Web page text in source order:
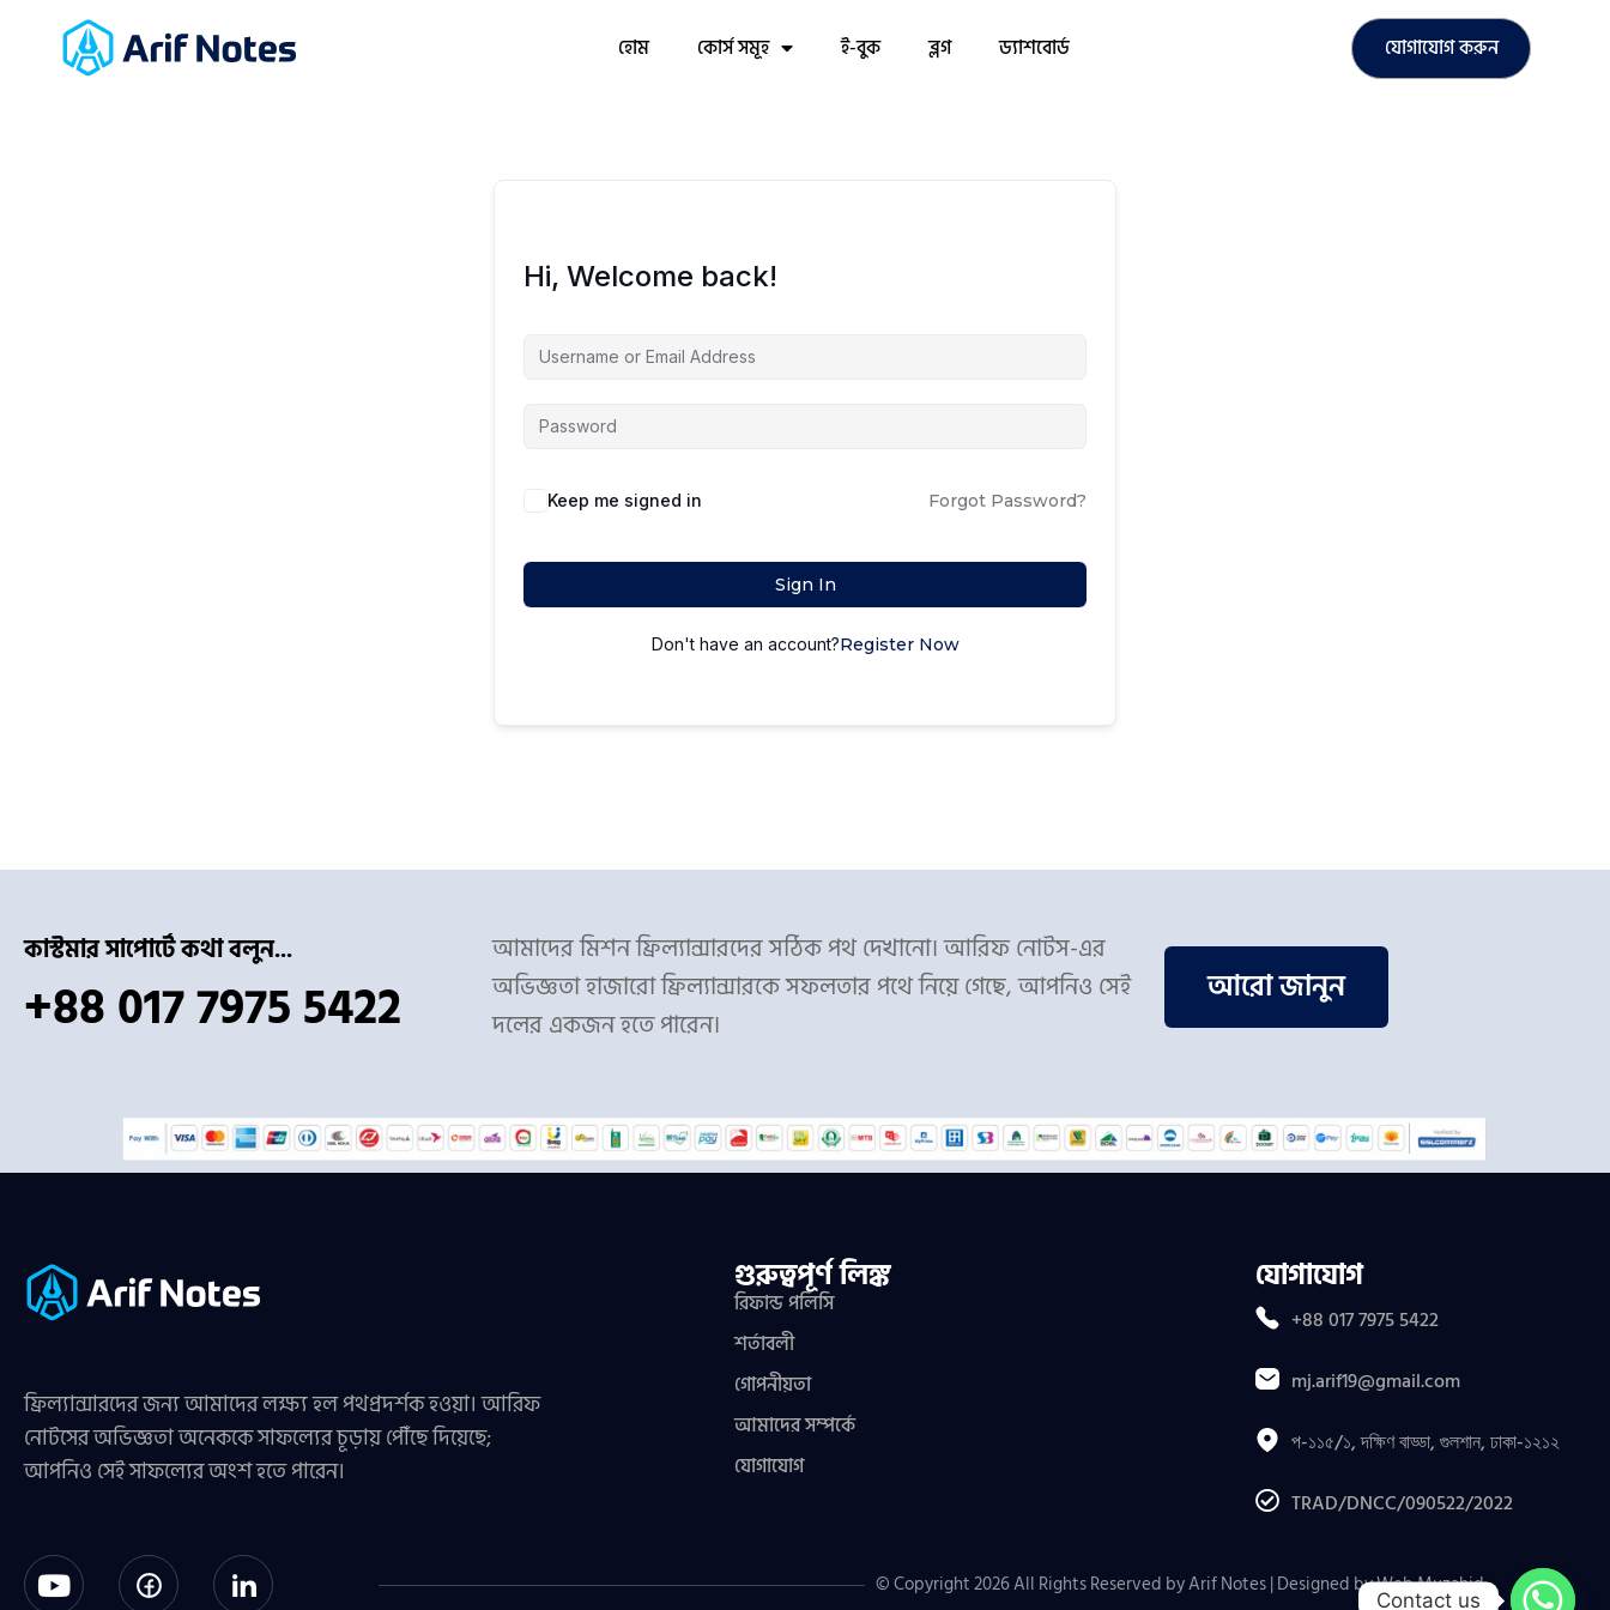
হোম কোর্স সমূহ ই-বুক ব্লগ ড্যাশবোর্ড যোগাযোগ করুন
Hi, Welcome back!
Keep me signed in Forgot Password?
Sign In
Don't have an account?Register Now
কাস্টমার সাপোর্টে কথা বলুন...
+88 017 7975 5422
আমাদের মিশন ফ্রিল্যান্সারদের সঠিক পথ দেখানো। আরিফ নোটস-এর
অভিজ্ঞতা হাজারো ফ্রিল্যান্সারকে সফলতার পথে নিয়ে গেছে, আপনিও সেই
দলের একজন হতে পারেন।
আরো জানুন
ফ্রিল্যান্সারদের জন্য আমাদের লক্ষ্য হল পথপ্রদর্শক হওয়া। আরিফ
নোটসের অভিজ্ঞতা অনেককে সাফল্যের চূড়ায় পৌঁছে দিয়েছে;
আপনিও সেই সাফল্যের অংশ হতে পারেন।
গুরুত্বপূর্ণ লিঙ্ক
রিফান্ড পলিসি
শর্তাবলী
গোপনীয়তা
আমাদের সম্পর্কে
যোগাযোগ
যোগাযোগ
+88 017 7975 5422
mj.arif19@gmail.com
প-১১৫/১, দক্ষিণ বাড্ডা, গুলশান, ঢাকা-১২১২
TRAD/DNCC/090522/2022
© Copyright 2026 All Rights Reserved by Arif Notes | Designed byWeb Muzahid.
Contact us